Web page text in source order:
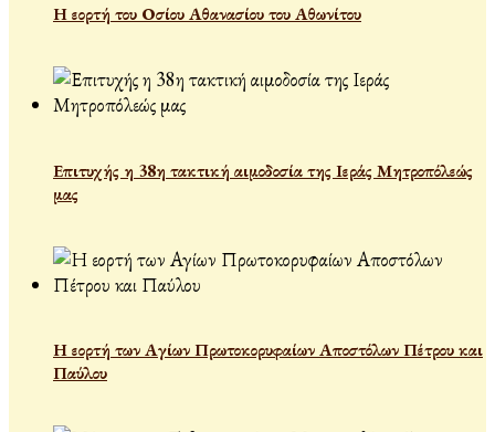
Η εορτή του Οσίου Αθανασίου του Αθωνίτου
Επιτυχής η 38η τακτική αιμοδοσία της Ιεράς Μητροπόλεώς
μας
Η εορτή των Αγίων Πρωτοκορυφαίων Αποστόλων Πέτρου και
Παύλου